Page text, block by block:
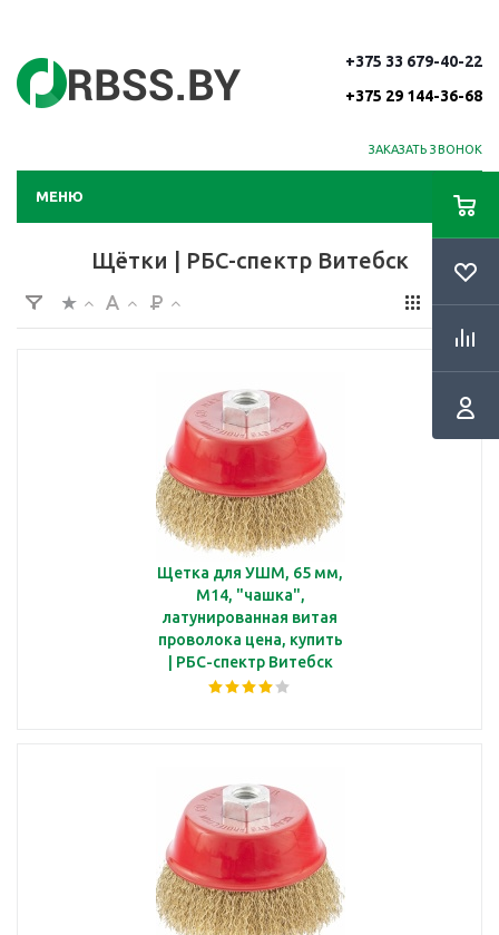
+375 33 679-40-22
+375 29 144-36-68
ЗАКАЗАТЬ ЗВОНОК
МЕНЮ
Щётки | РБС-спектр Витебск
Щетка для УШМ, 65 мм,
М14, "чашка",
латунированная витая
проволока цена, купить
| РБС-спектр Витебск